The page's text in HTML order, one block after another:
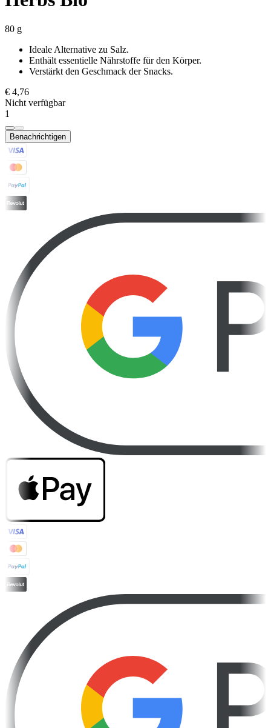
80 g
Ideale Alternative zu Salz.
Enthält essentielle Nährstoffe für den Körper.
Verstärkt den Geschmack der Snacks.
€ 4,76
Nicht verfügbar
1
Benachrichtigen